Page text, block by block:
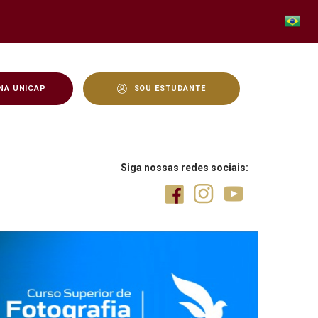
UNICAP SOU ESTUDANTE
Siga nossas redes sociais: